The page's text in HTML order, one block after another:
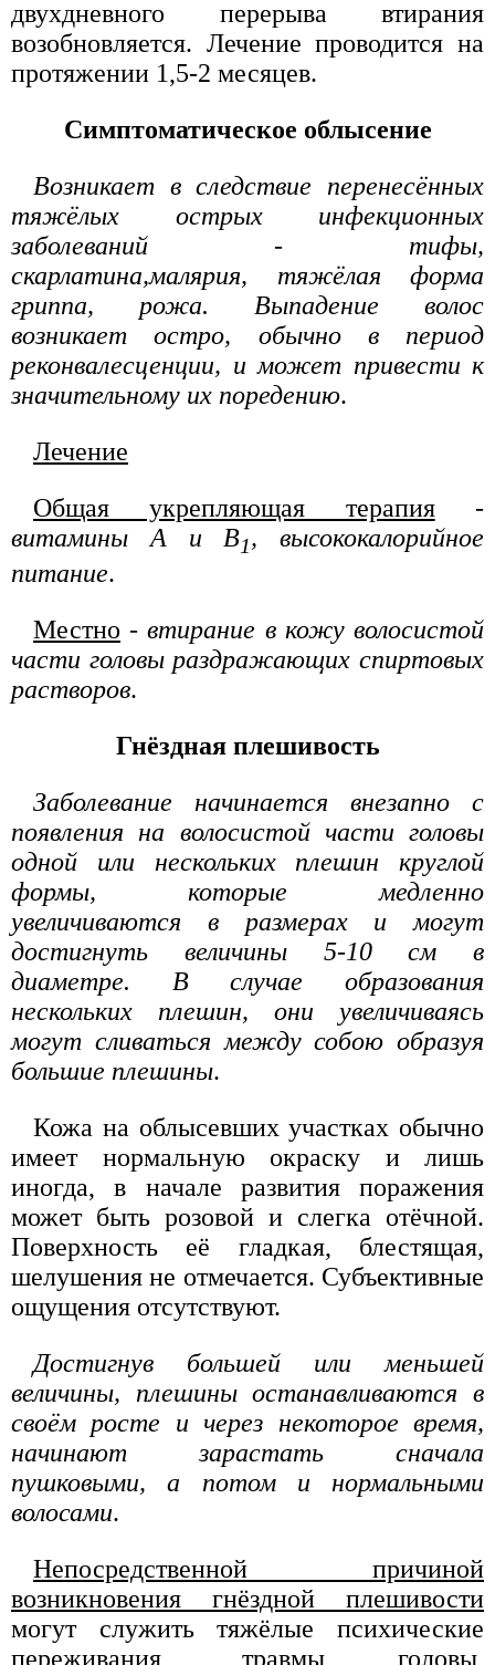
двухдневного перерыва втирания
возобновляется. Лечение проводится на
протяжении 1,5-2 месяцев.
Симптоматическое облысение
Возникает в следствие перенесённых
тяжёлых острых инфекционных
заболеваний - тифы,
скарлатина,малярия, тяжёлая форма
гриппа, рожа. Выпадение волос
возникает остро, обычно в период
реконвалесценции, и может привести к
значительному их поредению.
Лечение
Общая укрепляющая терапия-
витамины А и В1, высококалорийное
питание.
Местно -втирание в кожу волосистой
части головы раздражающих спиртовых
растворов.
Гнёздная плешивость
Заболевание начинается внезапно с
появления на волосистой части головы
одной или нескольких плешин круглой
формы, которые медленно
увеличиваются в размерах и могут
достигнуть величины 5-10 см в
диаметре. В случае образования
нескольких плешин, они увеличиваясь
могут сливаться между собою образуя
большие плешины.
Кожа на облысевших участках обычно
имеет нормальную окраску и лишь
иногда, в начале развития поражения
может быть розовой и слегка отёчной.
Поверхность её гладкая, блестящая,
шелушения не отмечается. Субъективные
ощущения отсутствуют.
Достигнув большей или меньшей
величины, плешины останавливаются в
своём росте и через некоторое время,
начинают зарастать сначала
пушковыми, а потом и нормальными
волосами.
Непосредственной причиной
возникновения гнёздной плешивости
могут служить тяжёлые психические
переживания, травмы головы,